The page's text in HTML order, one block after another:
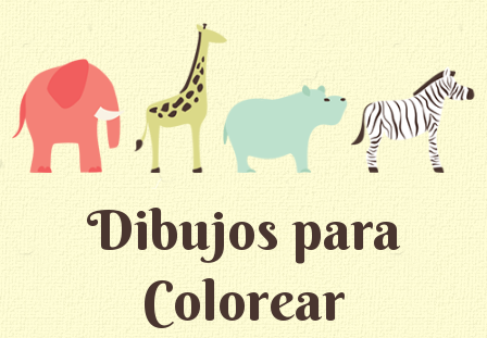
Dibujos para
Colorear